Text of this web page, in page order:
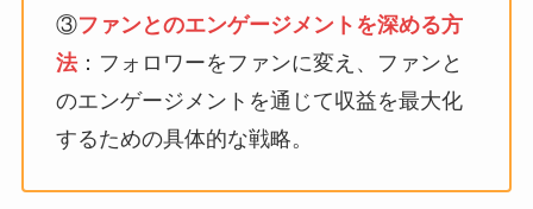
③ファンとのエンゲージメントを深める方
法：フォロワーをファンに変え、ファンと
のエンゲージメントを通じて収益を最大化
するための具体的な戦略。